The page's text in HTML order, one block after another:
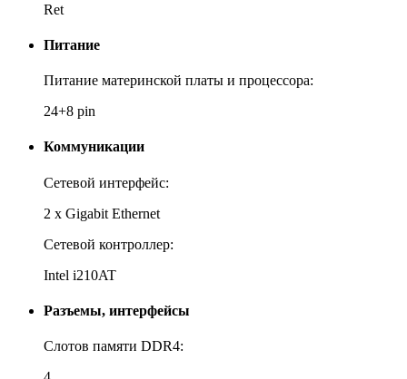
Ret
Питание
Питание материнской платы и процессора:
24+8 pin
Коммуникации
Сетевой интерфейс:
2 х Gigabit Ethernet
Сетевой контроллер:
Intel i210AT
Разъемы, интерфейсы
Слотов памяти DDR4: